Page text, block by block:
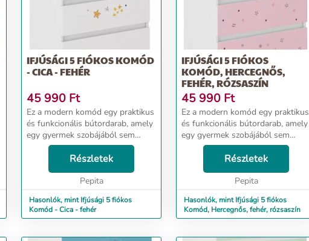
IFJÚSÁGI 5 FIÓKOS KOMÓD
- CICA - FEHÉR
45 990 Ft
Ez a modern komód egy praktikus
és funkcionális bútordarab, amely
egy gyermek szobájából sem
hiányozhat. Ergonomikus méretei
biztosítják a szoba egyszerű
berendezését. A komód
forgácslemezből készült,...
Részletek
Pepita
Hasonlók, mint Ifjúsági 5 fiókos
Komód - Cica - fehér
IFJÚSÁGI 5 FIÓKOS
KOMÓD, HERCEGNŐS,
FEHÉR, RÓZSASZÍN
45 990 Ft
Ez a modern komód egy praktikus
és funkcionális bútordarab, amely
egy gyermek szobájából sem
hiányozhat. Ergonomikus méretei
biztosítják a szoba egyszerű
berendezését. A komód
forgácslemezből készült,...
Részletek
Pepita
Hasonlók, mint Ifjúsági 5 fiókos
Komód, Hercegnős, fehér, rózsaszín